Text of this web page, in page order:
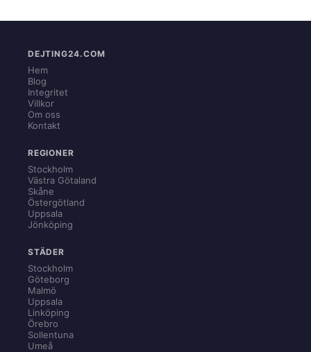
DEJTING24.COM
Hem
Blog
Integritet
Villkor
Om oss
Kontakt
REGIONER
Stockholm
Västra Götaland
Skåne
Östergötland
Uppsala
Jönköping
STÄDER
Stockholm
Göteborg
Malmö
Uppsala
Linköping
Örebro
Sollentuna
Umeå